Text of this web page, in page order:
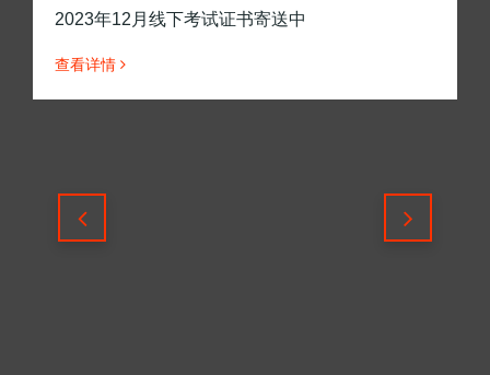
2023年12月线下考试证书寄送中
查看详情